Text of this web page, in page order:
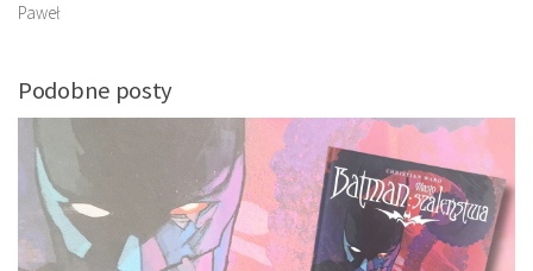
Paweł
Podobne posty